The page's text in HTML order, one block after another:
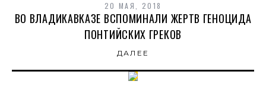
20 МАЯ, 2018
ВО ВЛАДИКАВКАЗЕ ВСПОМИНАЛИ ЖЕРТВ ГЕНОЦИДА
ПОНТИЙСКИХ ГРЕКОВ
ДАЛЕЕ